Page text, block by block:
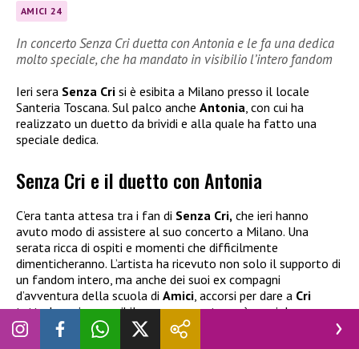
AMICI 24
In concerto Senza Cri duetta con Antonia e le fa una dedica
molto speciale, che ha mandato in visibilio l’intero fandom
Ieri sera Senza Cri si è esibita a Milano presso il locale
Santeria Toscana. Sul palco anche Antonia, con cui ha
realizzato un duetto da brividi e alla quale ha fatto una
speciale dedica.
Senza Cri e il duetto con Antonia
C’era tanta attesa tra i fan di Senza Cri, che ieri hanno
avuto modo di assistere al suo concerto a Milano. Una
serata ricca di ospiti e momenti che difficilmente
dimenticheranno. L’artista ha ricevuto non solo il supporto di
un fandom intero, ma anche dei suoi ex compagni
d’avventura della scuola di Amici , accorsi per dare a Cri
tutta la carica possibile per una serata così speciale.